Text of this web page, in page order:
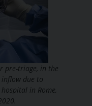
pre-triage, in the
due to
in Rome,